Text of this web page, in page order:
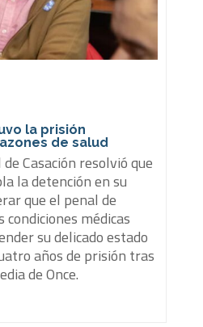
la prisión
de salud
Casación resolvió que
la detención en su
que el penal de
condiciones médicas
su delicado estado
años de prisión tras
de Once.